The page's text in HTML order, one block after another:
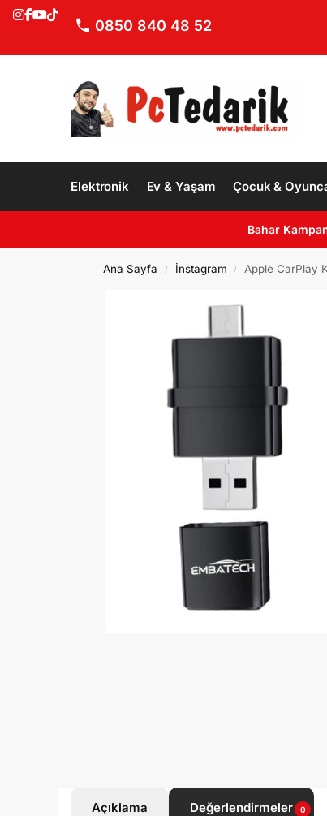
0850 840 48 52
Elektronik Ev & Yaşam Çocuk &
Bahar
Ana Sayfa / İnstagram / Apple CarPlay
Açıklama Değerlendirmeler 0